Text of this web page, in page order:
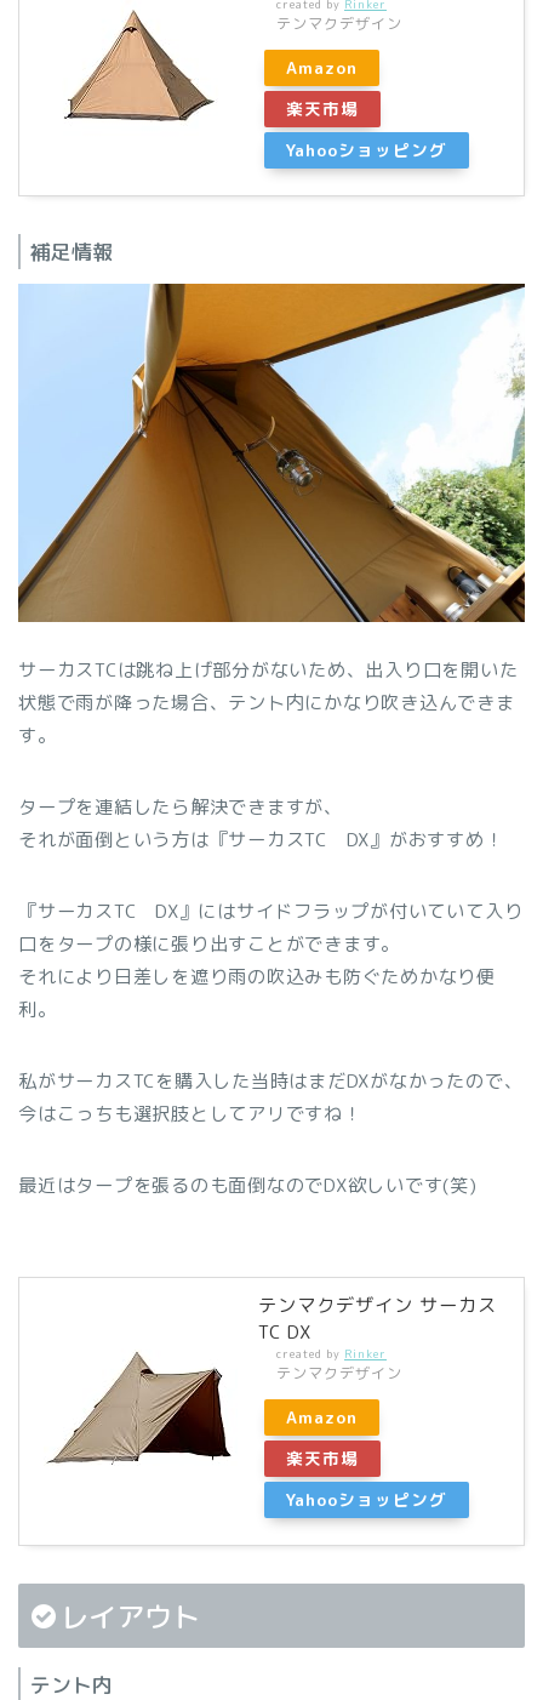
created by Rinker
テンマクデザイン
Amazon
楽天市場
Yahooショッピング
補足情報
サーカスTCは跳ね上げ部分がないため、出入り口を開いた
状態で雨が降った場合、テント内にかなり吹き込んできま
す。
タープを連結したら解決できますが、
それが面倒という方は『サーカスTC DX』がおすすめ！
『サーカスTC DX』にはサイドフラップが付いていて入り
口をタープの様に張り出すことができます。
それにより日差しを遮り雨の吹込みも防ぐためかなり便
利。
私がサーカスTCを購入した当時はまだDXがなかったので、
今はこっちも選択肢としてアリですね！
最近はタープを張るのも面倒なのでDX欲しいです(笑)
テンマクデザイン サーカス
TC DX
created by Rinker
テンマクデザイン
Amazon
楽天市場
Yahooショッピング
レイアウト
テント内